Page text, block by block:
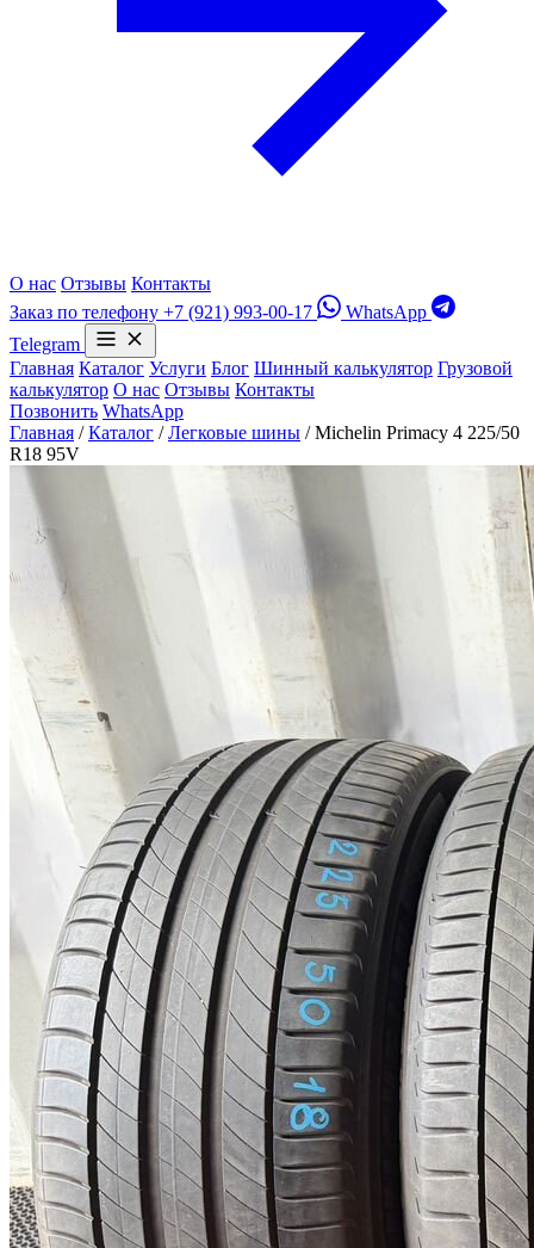
О нас Отзывы Контакты
Заказ по телефону +7 (921) 993-00-17
WhatsApp
Telegram
Главная Каталог Услуги Блог Шинный калькулятор Грузовой
калькулятор О нас Отзывы Контакты
Позвонить WhatsApp
Главная / Каталог / Легковые шины / Michelin Primacy 4 225/50
R18 95V